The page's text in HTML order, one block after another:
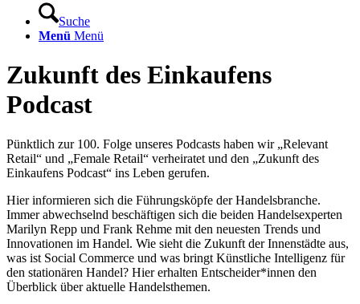
Suche
Menü Menü
Zukunft des Einkaufens
Podcast
Pünktlich zur 100. Folge unseres Podcasts haben wir „Relevant
Retail“ und „Female Retail“ verheiratet und den „Zukunft des
Einkaufens Podcast“ ins Leben gerufen.
Hier informieren sich die Führungsköpfe der Handelsbranche.
Immer abwechselnd beschäftigen sich die beiden Handelsexperten
Marilyn Repp und Frank Rehme mit den neuesten Trends und
Innovationen im Handel. Wie sieht die Zukunft der Innenstädte aus,
was ist Social Commerce und was bringt Künstliche Intelligenz für
den stationären Handel? Hier erhalten Entscheider*innen den
Überblick über aktuelle Handelsthemen.